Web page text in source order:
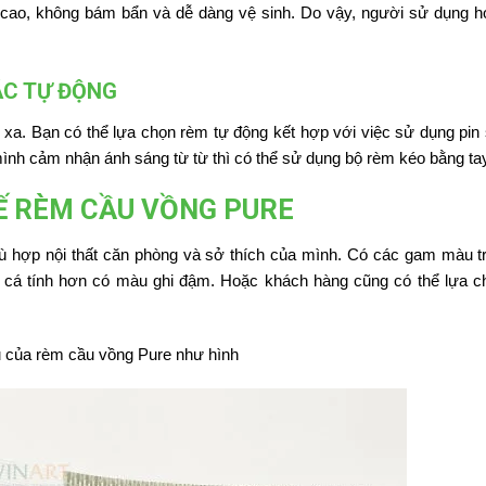
không bám bẩn và dễ dàng vệ sinh. Do vậy, người sử dụng
TỰ ĐỘNG
Bạn có thể lựa chọn rèm tự động kết hợp với việc sử dụng pin
cảm nhận ánh sáng từ từ thì có thể sử dụng bộ rèm kéo bằng
CẦU VỒNG PURE
hợp nội thất căn phòng và sở thích của mình. Có các gam màu
tính hơn có màu ghi đậm. Hoặc khách hàng cũng có thể lựa
rèm cầu vồng Pure như hình